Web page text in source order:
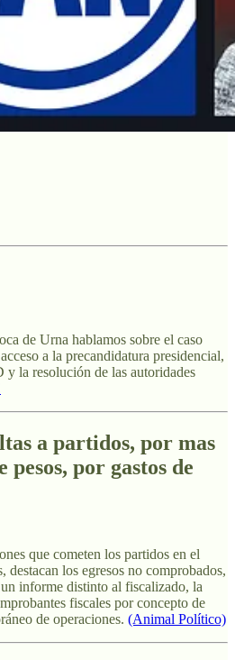
de Urna hablamos sobre el caso
a la precandidatura presidencial,
y la resolución de las autoridades
a partidos, por mas
pesos, por gastos de
que cometen los partidos en el
destacan los egresos no comprobados,
informe distinto al fiscalizado, la
fiscales por concepto de
de operaciones. (Animal Político)